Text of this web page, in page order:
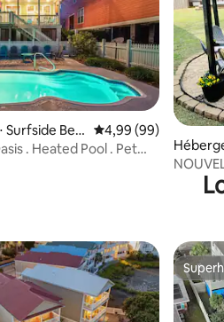
Surfside Bea
Évaluation moyenne
4,99 (99)
. Heated Pool . Pet
3BA